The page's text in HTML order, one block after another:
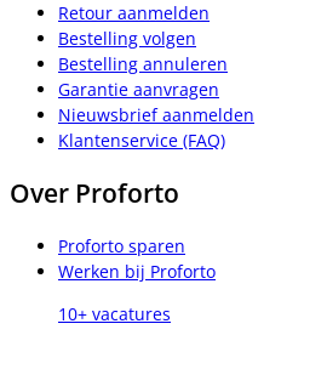
Retour aanmelden
Bestelling volgen
Bestelling annuleren
Garantie aanvragen
Nieuwsbrief aanmelden
Klantenservice (FAQ)
Over Proforto
Proforto sparen
Werken bij Proforto
10+ vacatures